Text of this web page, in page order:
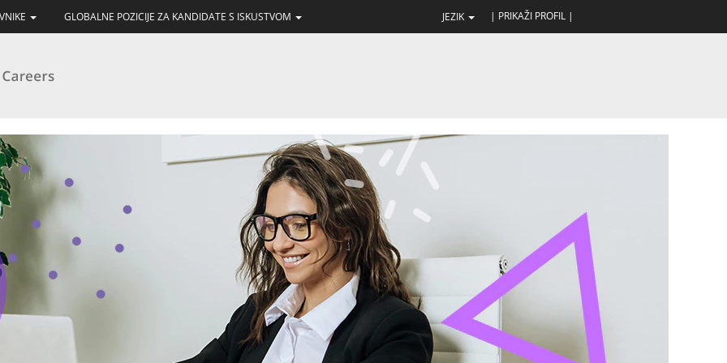
GLOBALNE POZICIJE ZA KANDIDATE S ISKUSTVOM JEZIK | PRIKAŽI PROFIL |